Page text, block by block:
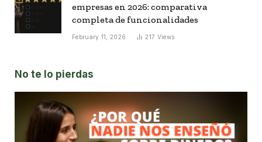
empresas en 2026: comparativa
completa de funcionalidades
February 11, 2026 217 Views
No te lo pierdas